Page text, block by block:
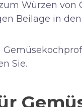
Würzen
Beilage in
Sie.